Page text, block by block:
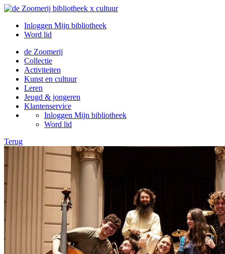
Inloggen Mijn bibliotheek
Word lid
de Zoomerij
Collectie
Activiteiten
Kunst en cultuur
Leren
Jeugd & jongeren
Klantenservice
Inloggen Mijn bibliotheek
Word lid
Terug